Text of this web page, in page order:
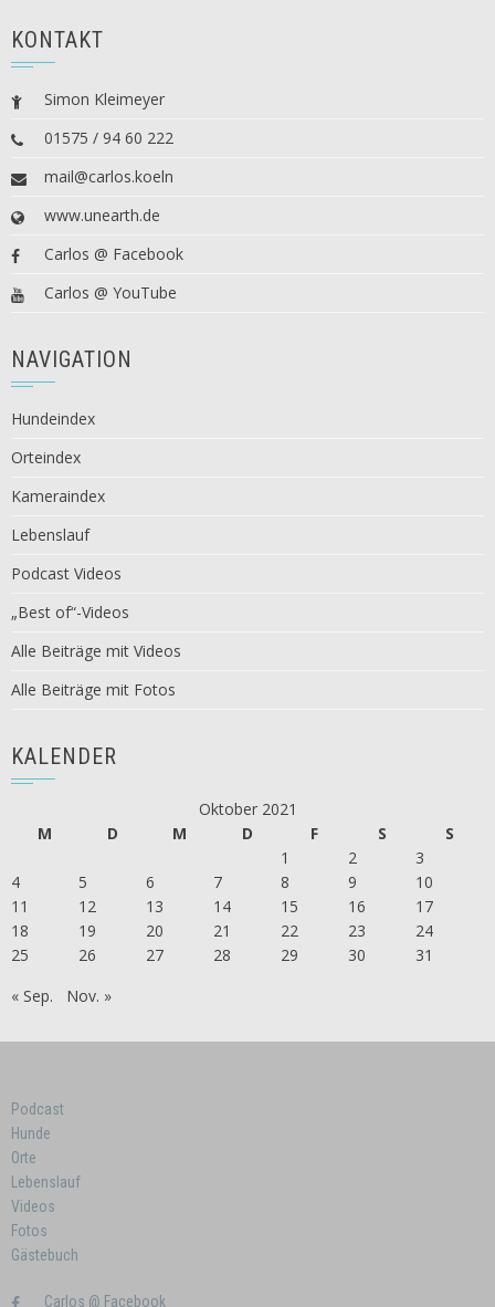
KONTAKT
Simon Kleimeyer
01575 / 94 60 222
mail@carlos.koeln
www.unearth.de
Carlos @ Facebook
Carlos @ YouTube
NAVIGATION
Hundeindex
Orteindex
Kameraindex
Lebenslauf
Podcast Videos
„Best of“-Videos
Alle Beiträge mit Videos
Alle Beiträge mit Fotos
KALENDER
Oktober 2021
M
D M D F S
S
1
2
3
4
5 6 7 8 9
10
11
12 13 14 15 16
17
18
19 20 21 22 23
24
25
26 27 28 29 30
31
« Sep.
Nov. »
Podcast
Hunde
Orte
Lebenslauf
Videos
Fotos
Gästebuch
Carlos @ Facebook